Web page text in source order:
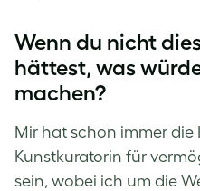
Wenn du nicht
hättest, was
machen?
Mir hat schon immer die
Kunstkuratorin für
sein, wobei ich um die